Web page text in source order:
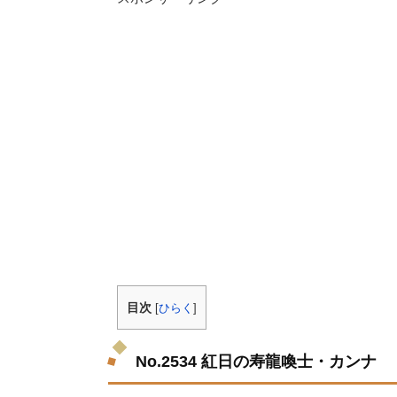
目次 [ひらく ]
No.2534 紅日の寿龍喚士・カンナ